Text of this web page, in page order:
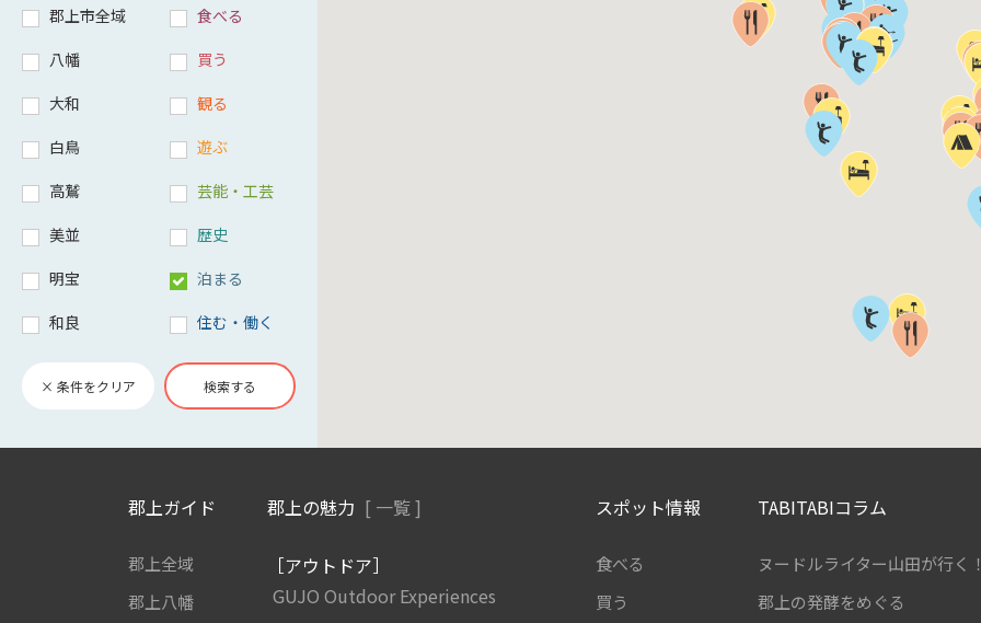
郡上市全域
八幡
大和
白鳥
高鷲
美並
明宝
和良
食べる
買う
観る
遊ぶ
芸能・工芸
歴史
泊まる
住む・働く
× 条件をクリア 検索する
郡上ガイド
郡上全域
郡上八幡
郡上の魅力 [ 一覧 ]
［アウトドア］
GUJO Outdoor Experiences
スポット情報
食べる
買う
TABITABIコラム
ヌードルライター山田が行く！
郡上の発酵をめぐる